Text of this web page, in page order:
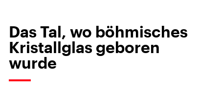
Das Tal, wo böhmisches
Kristallglas geboren
wurde